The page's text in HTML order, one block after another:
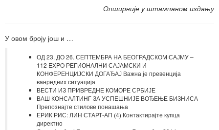
Опширније у штампаном издању
У овом броју још и …
ОД 23. ДО 26. СЕПТЕМБРА НА БЕОГРАДСКОМ САЈМУ –
112 EXPO РЕГИОНАЛНИ САЈАМСКИ И
КОНФЕРЕНЦИЈСКИ ДОГАЂАЈ Важна је превенција
ванредних ситуација
ВЕСТИ ИЗ ПРИВРЕДНЕ КОМОРЕ СРБИЈЕ
ВАШ КОНСАЛТИНГ ЗА УСПЕШНИЈЕ ВОЂЕЊЕ БИЗНИСА
Препознајте стилове понашања
ЕРИК РИС: ЛИН СТАРТ-АП (4) Контактирајте купца
директно